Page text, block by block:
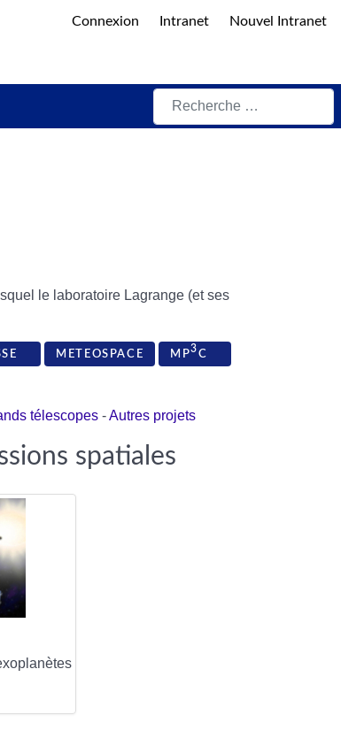
Connexion Intranet Nouvel Intranet
Rechercher
le laboratoire Lagrange (et ses
METEOSPACE MP3C
télescopes -Autres projets
spatiales